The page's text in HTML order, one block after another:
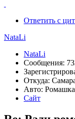
Ответить с
NataLi
NataLi
Сообщения:
Откуда:
Авто: Ромашка
Сайт